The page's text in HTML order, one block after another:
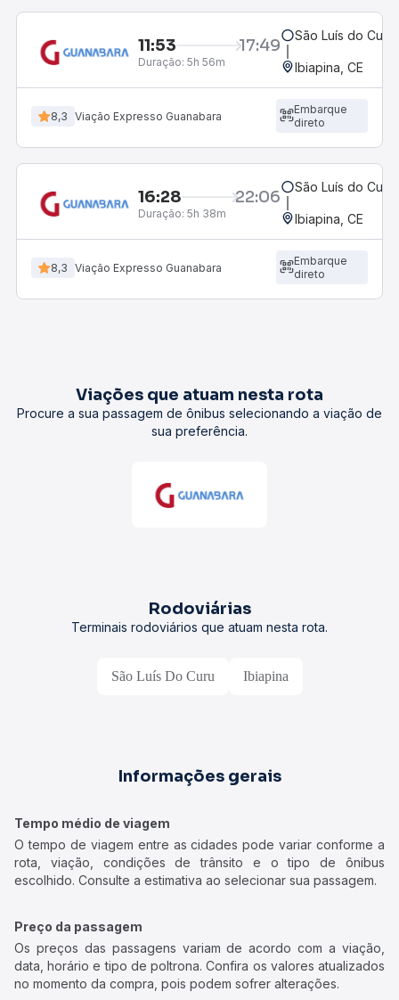
11:53 17:49
Duração: 5h 56m
São Luís do
Ibiapina, CE
8,3 Viação Expresso Guanabara
Embarque
direto
16:28 22:06
Duração: 5h 38m
São Luís do
Ibiapina, CE
8,3 Viação Expresso Guanabara
Embarque
direto
Viações que atuam nesta rota
Procure a sua passagem de ônibus selecionando a viação de
sua preferência.
Rodoviárias
Terminais rodoviários que atuam nesta rota.
São Luís Do Curu Ibiapina
Informações gerais
Tempo médio de viagem
O tempo de viagem entre as cidades pode variar conforme a
rota, viação, condições de trânsito e o tipo de ônibus
escolhido. Consulte a estimativa ao selecionar sua passagem.
Preço da passagem
Os preços das passagens variam de acordo com a viação,
data, horário e tipo de poltrona. Confira os valores atualizados
no momento da compra, pois podem sofrer alterações.